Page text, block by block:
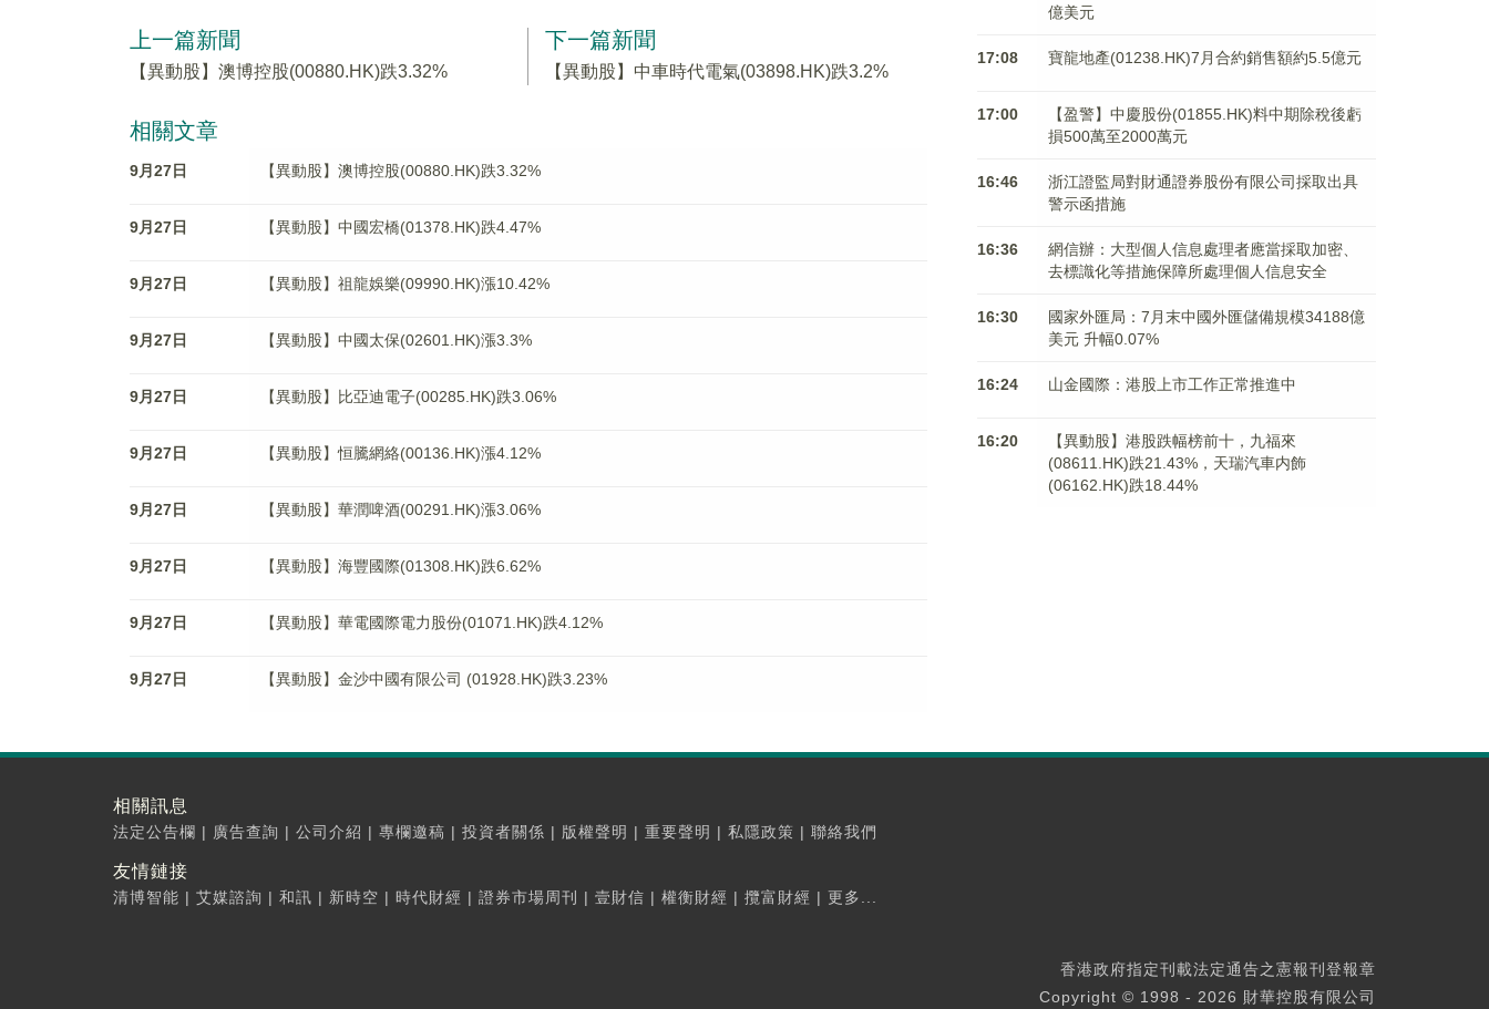
上一篇新聞
【異動股】澳博控股(00880.HK)跌3.32%
下一篇新聞
【異動股】中車時代電氣(03898.HK)跌3.2%
相關文章
9月27日 【異動股】澳博控股(00880.HK)跌3.32%
9月27日 【異動股】中國宏橋(01378.HK)跌4.47%
9月27日 【異動股】祖龍娛樂(09990.HK)漲10.42%
9月27日 【異動股】中國太保(02601.HK)漲3.3%
9月27日 【異動股】比亞迪電子(00285.HK)跌3.06%
9月27日 【異動股】恒騰網絡(00136.HK)漲4.12%
9月27日 【異動股】華潤啤酒(00291.HK)漲3.06%
9月27日 【異動股】海豐國際(01308.HK)跌6.62%
9月27日 【異動股】華電國際電力股份(01071.HK)跌4.12%
9月27日 【異動股】金沙中國有限公司 (01928.HK)跌3.23%
億美元
17:08 寶龍地產(01238.HK)7月合約銷售額約5.5億元
17:00
【盈警】中慶股份(01855.HK)料中期除稅後虧
損500萬至2000萬元
16:46
浙江證監局對財通證券股份有限公司採取出具
警示函措施
16:36
網信辦：大型個人信息處理者應當採取加密、
去標識化等措施保障所處理個人信息安全
16:30
國家外匯局：7月末中國外匯儲備規模34188億
美元 升幅0.07%
16:24 山金國際：港股上市工作正常推進中
16:20
【異動股】港股跌幅榜前十，九福來
(08611.HK)跌21.43%，天瑞汽車内飾
(06162.HK)跌18.44%
相關訊息
法定公告欄 | 廣告查詢 | 公司介紹 | 專欄邀稿 | 投資者關係 | 版權聲明 | 重要聲明 | 私隱政策 | 聯絡我們
友情鏈接
清博智能 | 艾媒諮詢 | 和訊 | 新時空 | 時代財經 | 證券市場周刊 | 壹財信 | 權衡財經 | 攬富財經 | 更多...
香港政府指定刊載法定通告之憲報刊登報章
Copyright © 1998 - 2026 財華控股有限公司